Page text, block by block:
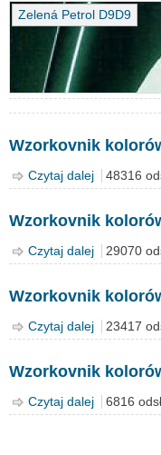
Zelená Petrol D9D9
Wzorkovnik
Czytaj dalej wpis
48316
Wzorkovnik
Czytaj dalej wpis
29070
Wzorkovnik
Czytaj dalej wpis
23417
Wzorkovnik
Czytaj dalej wpis
6816